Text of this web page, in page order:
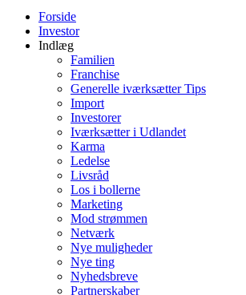
Forside
Investor
Indlæg
Familien
Franchise
Generelle iværksætter Tips
Import
Investorer
Iværksætter i Udlandet
Karma
Ledelse
Livsråd
Los i bollerne
Marketing
Mod strømmen
Netværk
Nye muligheder
Nye ting
Nyhedsbreve
Partnerskaber